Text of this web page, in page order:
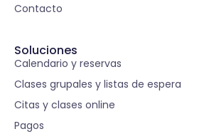
Contacto
Soluciones
Calendario y reservas
Clases grupales y listas de espera
Citas y clases online
Pagos